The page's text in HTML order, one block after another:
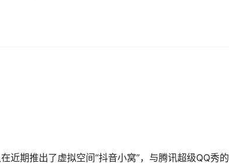
近期推出了虚拟空间“抖音小窝”，与腾讯超级QQ秀的